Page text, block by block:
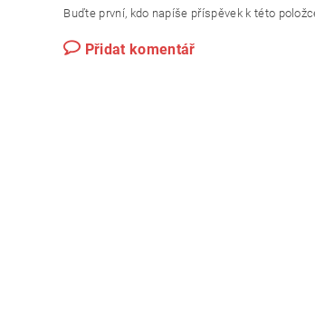
Buďte první, kdo napíše příspěvek k této
Přidat komentář